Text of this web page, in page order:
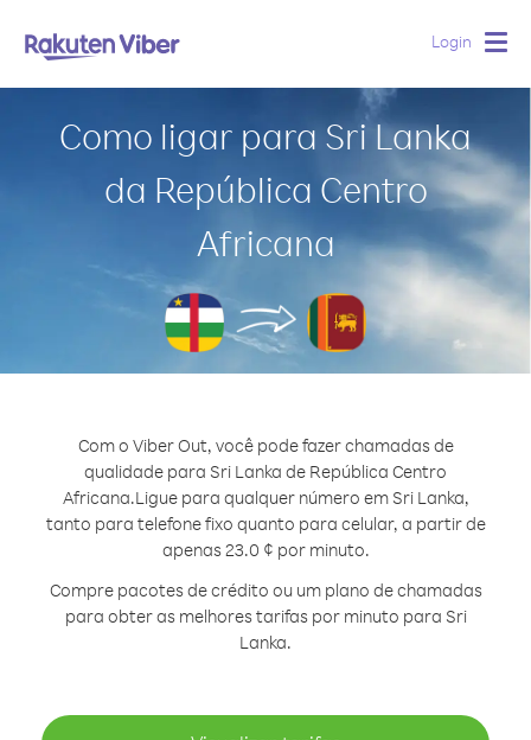
Login
Como ligar para Sri Lanka
da República Centro
Africana
Com o Viber Out, você pode fazer chamadas de
qualidade para Sri Lanka de República Centro
Africana.Ligue para qualquer número em Sri Lanka,
tanto para telefone fixo quanto para celular, a partir de
apenas 23.0 ¢ por minuto.
Compre pacotes de crédito ou um plano de chamadas
para obter as melhores tarifas por minuto para Sri
Lanka.